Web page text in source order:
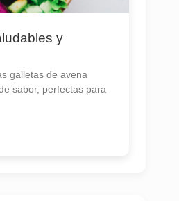
y
galletas de avena
sabor, perfectas para